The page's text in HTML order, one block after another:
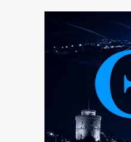
Με Goal – Goal σε
Κύπρος: Στα χέρια του